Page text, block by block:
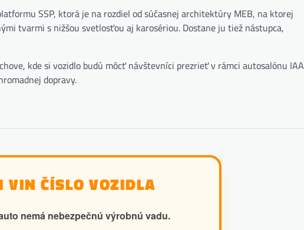
SSP, ktorá je na rozdiel od súčasnej architektúry MEB, na ktorej
tvarmi s nižšou svetlosťou aj karosériou. Dostane ju tiež nástupca,
kde si vozidlo budú môcť návštevníci prezrieť v rámci autosalónu IAA
dopravy.
VIN ČÍSLO VOZIDLA
nemá nebezpečnú výrobnú vadu.